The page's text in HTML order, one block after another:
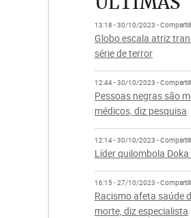
13:18 - 30/10/2023 -
Globo escala atriz
série de terror
12:44 - 30/10/2023 -
Pessoas negras são
médicos, diz pesquisa
12:14 - 30/10/2023 -
Líder quilombola
16:15 - 27/10/2023 -
Racismo afeta saúde
morte, diz especialista